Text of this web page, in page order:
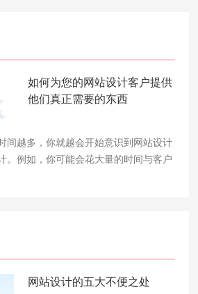
如何为您的网站设计客户提供
他们真正需要的东西
间越多，你就越会开始意识到网站设计
。例如，你可能会花大量的时间与客户
网站设计的五大不便之处